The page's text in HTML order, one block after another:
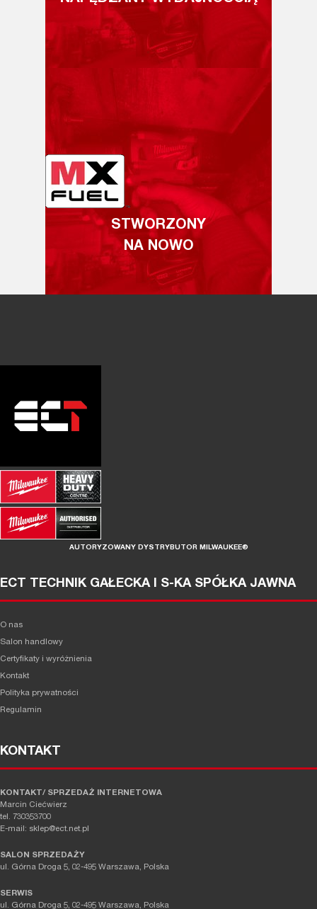
STWORZONY
NA NOWO
AUTORYZOWANY DYSTRYBUTOR MILWAUKEE®
ECT TECHNIK GAŁECKA I S-KA SPÓŁKA JAWNA
O nas
Salon handlowy
Certyfikaty i wyróżnienia
Kontakt
Polityka prywatności
Regulamin
KONTAKT
KONTAKT/ SPRZEDAŻ INTERNETOWA
Marcin Ciećwierz
tel. 730353700
E-mail: sklep@ect.net.pl
SALON SPRZEDAŻY
ul. Górna Droga 5, 02-495 Warszawa, Polska
SERWIS
ul. Górna Droga 5, 02-495 Warszawa, Polska